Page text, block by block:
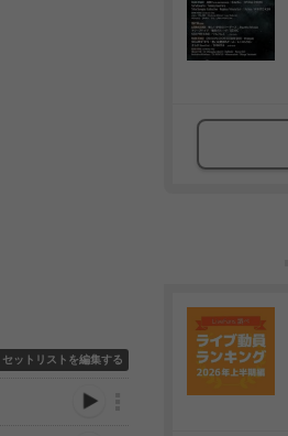
セットリストを編集する